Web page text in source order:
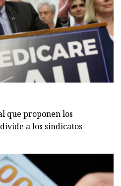
que proponen los
a los sindicatos